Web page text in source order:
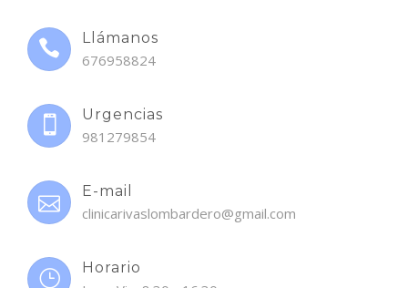
Llámanos
676958824
Urgencias
981279854
E-mail
clinicarivaslombardero@gmail.com
Horario